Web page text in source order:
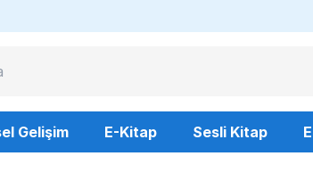
Gelişim E-Kitap Sesli Kitap